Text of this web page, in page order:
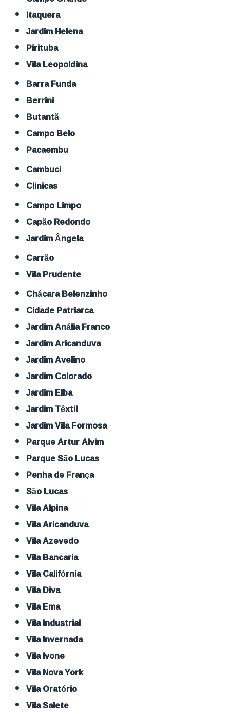
Itaquera
Jardim Helena
Pirituba
Vila Leopoldina
Barra Funda
Berrini
Butantã
Campo Belo
Pacaembu
Cambuci
Clinicas
Campo Limpo
Capão Redondo
Jardim Ângela
Carrão
Vila Prudente
Chácara Belenzinho
Cidade Patriarca
Jardim Anália Franco
Jardim Aricanduva
Jardim Avelino
Jardim Colorado
Jardim Elba
Jardim Têxtil
Jardim Vila Formosa
Parque Artur Alvim
Parque São Lucas
Penha de França
São Lucas
Vila Alpina
Vila Aricanduva
Vila Azevedo
Vila Bancaria
Vila Califórnia
Vila Diva
Vila Ema
Vila Industrial
Vila Invernada
Vila Ivone
Vila Nova York
Vila Oratório
Vila Salete